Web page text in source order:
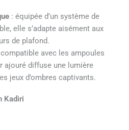
: équipée d’un système de
elle s’adapte aisément aux
de plafond.
avec les ampoules
ajouré diffuse une lumière
jeux d’ombres captivants.
Kadiri